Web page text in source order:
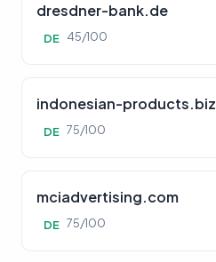
dresdner-bank.de
DE 45/100
indonesian-products.biz
DE 75/100
mciadvertising.com
DE 75/100